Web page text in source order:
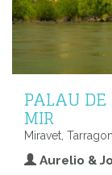
PALAU
MIR
Miravet,
Aurelio &